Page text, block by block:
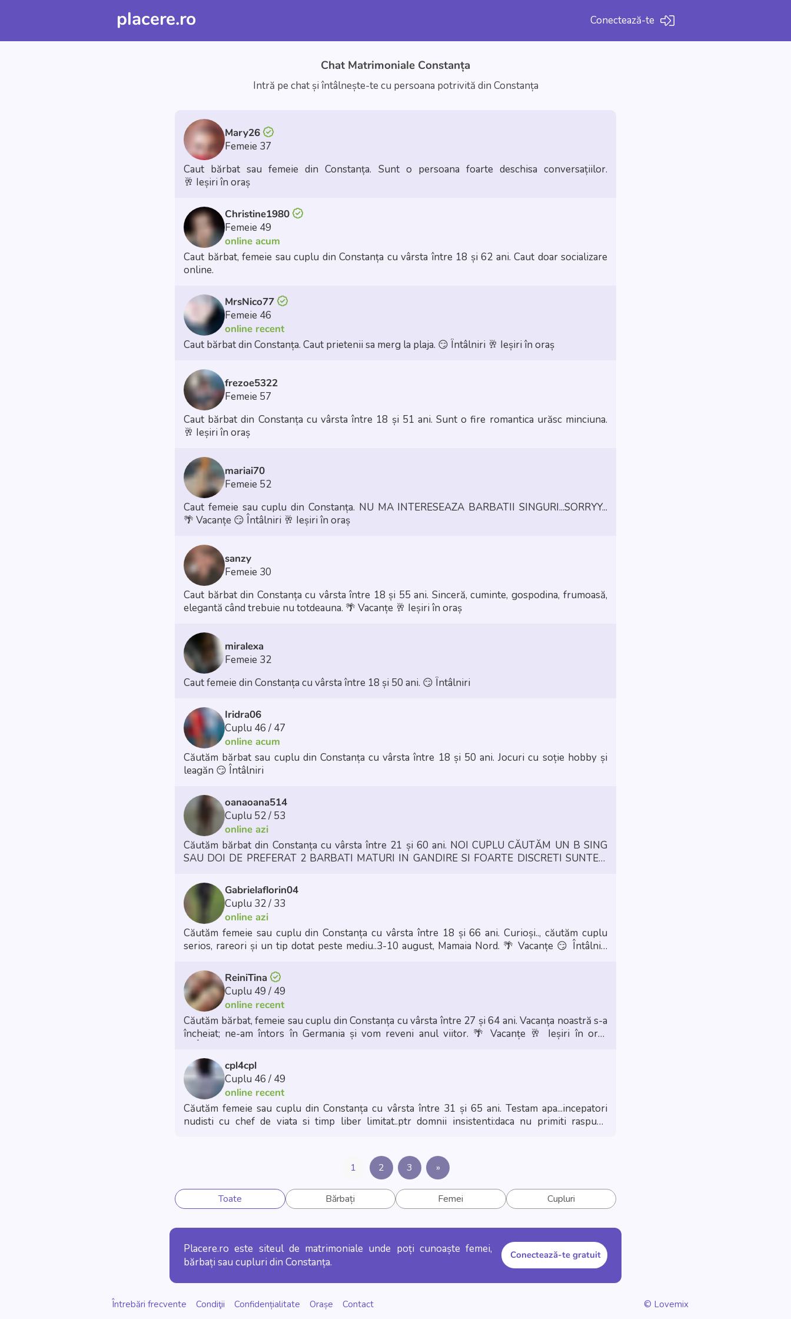
placere.ro Conectează-te
Chat Matrimoniale Constanța
Intră pe chat și întâlnește-te cu persoana potrivită din Constanța
Mary26
Femeie 37
Caut bărbat sau femeie din Constanța. Sunt o persoana foarte deschisa conversațiilor.
🥂 Ieșiri în oraș
Christine1980
Femeie 49
online acum
Caut bărbat, femeie sau cuplu din Constanța cu vârsta între 18 și 62 ani. Caut doar socializare
online.
MrsNico77
Femeie 46
online recent
Caut bărbat din Constanța. Caut prietenii sa merg la plaja. 😏 Întâlniri 🥂 Ieșiri în oraș
frezoe5322
Femeie 57
Caut bărbat din Constanța cu vârsta între 18 și 51 ani. Sunt o fire romantica urăsc minciuna.
🥂 Ieșiri în oraș
mariai70
Femeie 52
Caut femeie sau cuplu din Constanța. NU MA INTERESEAZA BARBATII SINGURI...SORRYY...
🌴 Vacanțe 😏 Întâlniri 🥂 Ieșiri în oraș
sanzy
Femeie 30
Caut bărbat din Constanța cu vârsta între 18 și 55 ani. Sinceră, cuminte, gospodina, frumoasă,
elegantă când trebuie nu totdeauna. 🌴 Vacanțe 🥂 Ieșiri în oraș
miralexa
Femeie 32
Caut femeie din Constanța cu vârsta între 18 și 50 ani. 😏 Întâlniri
Iridra06
Cuplu 46 / 47
online acum
Căutăm bărbat sau cuplu din Constanța cu vârsta între 18 și 50 ani. Jocuri cu soție hobby și
leagăn 😏 Întâlniri
oanaoana514
Cuplu 52 / 53
online azi
Căutăm bărbat din Constanța cu vârsta între 21 și 60 ani. NOI CUPLU CĂUTĂM UN B SING
SAU DOI DE PREFERAT 2 BARBATI MATURI IN GANDIRE SI FOARTE DISCRETI SUNTEM
Gabrielaflorin04
Cuplu 32 / 33
online azi
Căutăm femeie sau cuplu din Constanța cu vârsta între 18 și 66 ani. Curioși.., căutăm cuplu
serios, rareori și un tip dotat peste mediu..3-10 august, Mamaia Nord. 🌴 Vacanțe 😏 Întâlniri
ReiniTina
Cuplu 49 / 49
online recent
Căutăm bărbat, femeie sau cuplu din Constanța cu vârsta între 27 și 64 ani. Vacanța noastră s-a
încheiat; ne-am întors în Germania și vom reveni anul viitor. 🌴 Vacanțe 🥂 Ieșiri în oraș
cpl4cpl
Cuplu 46 / 49
online recent
Căutăm femeie sau cuplu din Constanța cu vârsta între 31 și 65 ani. Testam apa...incepatori
nudisti cu chef de viata si timp liber limitat..ptr domnii insistenti:daca nu primiti raspuns
1 2 3 »
Toate Bărbați Femei Cupluri
Placere.ro este siteul de matrimoniale unde poți cunoaște femei,
bărbați sau cupluri din Constanța.
Conectează-te gratuit
Întrebări frecvente Condiţii Confidențialitate Orașe Contact © Lovemix